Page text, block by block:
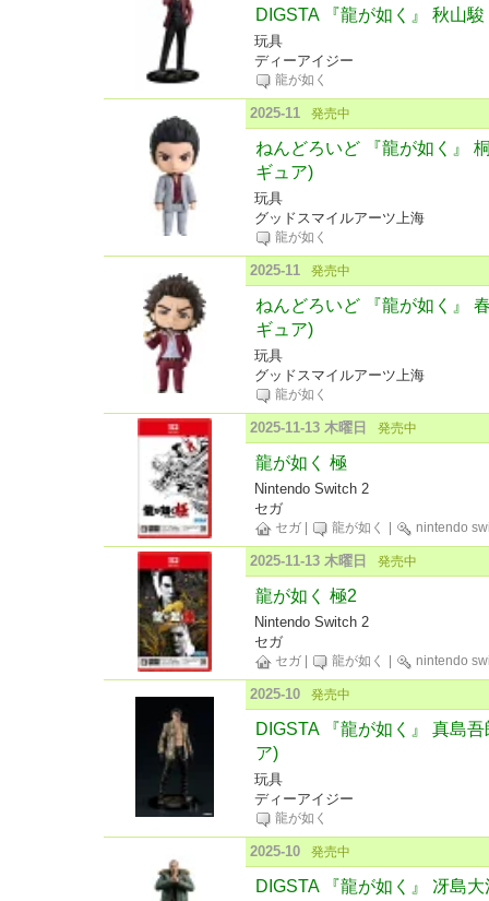
DIGSTA 『龍が如く』 秋山
玩具
ディーアイジー
龍が如く
2025-11 発売中
ねんどろいど 『龍が如く』
ギュア)
玩具
グッドスマイルアーツ上海
龍が如く
2025-11 発売中
ねんどろいど 『龍が如く』
ギュア)
玩具
グッドスマイルアーツ上海
龍が如く
2025-11-13 木曜日 発売中
龍が如く 極
Nintendo Switch 2
セガ
セガ 龍が如く nintendo
2025-11-13 木曜日 発売中
龍が如く 極2
Nintendo Switch 2
セガ
セガ 龍が如く nintendo
2025-10 発売中
DIGSTA 『龍が如く』 真島
ア)
玩具
ディーアイジー
龍が如く
2025-10 発売中
DIGSTA 『龍が如く』 冴島